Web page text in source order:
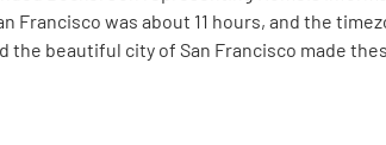
Francisco was about 11 hours, and the
the beautiful city of San Francisco made